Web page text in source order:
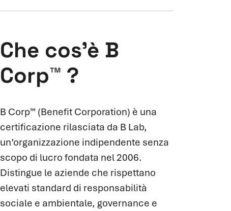
Che cos’è B
Corp™ ?
B Corp™ (Benefit Corporation) è una
certificazione rilasciata da B Lab,
un’organizzazione indipendente senza
scopo di lucro fondata nel 2006.
Distingue le aziende che rispettano
elevati standard di responsabilità
sociale e ambientale, governance e